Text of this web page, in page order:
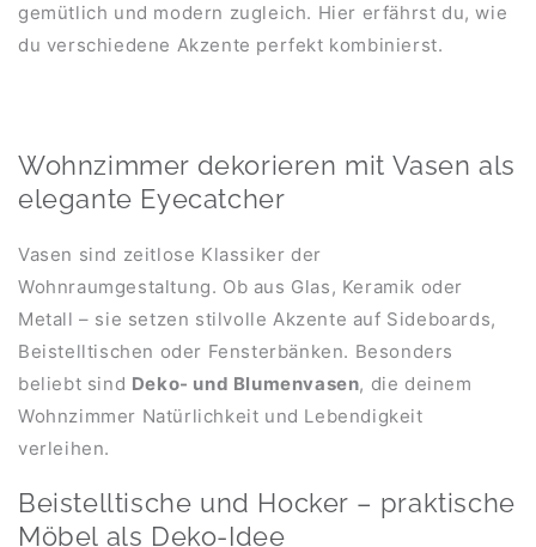
gemütlich und modern zugleich. Hier erfährst du, wie
du verschiedene Akzente perfekt kombinierst.
Wohnzimmer dekorieren mit Vasen als
elegante Eyecatcher
Vasen sind zeitlose Klassiker der
Wohnraumgestaltung. Ob aus Glas, Keramik oder
Metall – sie setzen stilvolle Akzente auf Sideboards,
Beistelltischen oder Fensterbänken. Besonders
beliebt sind Deko- und Blumenvasen, die deinem
Wohnzimmer Natürlichkeit und Lebendigkeit
verleihen.
Beistelltische und Hocker – praktische
Möbel als Deko-Idee